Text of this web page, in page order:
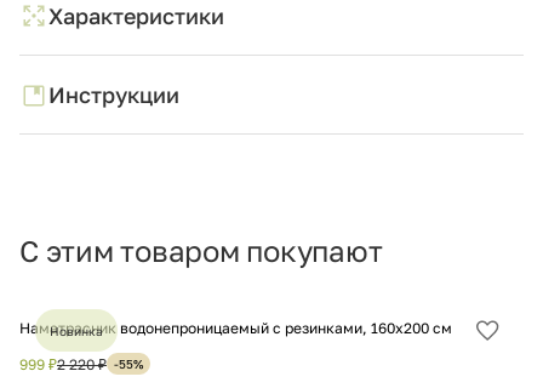
Характеристики
Инструкции
С этим товаром покупают
Наматрасник водонепроницаемый с резинками, 160х200 см
999 ₽2 220 ₽ -55%
Новинка